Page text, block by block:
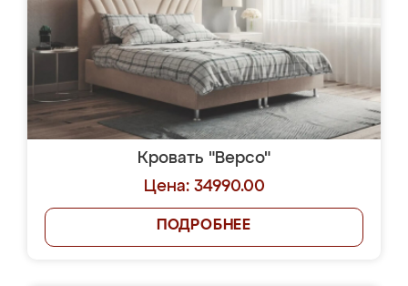
Кровать "Версо"
Цена: 34990.00
ПОДРОБНЕЕ